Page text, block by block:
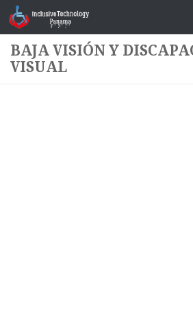
Saltar al contenido
BAJA VISIÓN Y
VISUAL